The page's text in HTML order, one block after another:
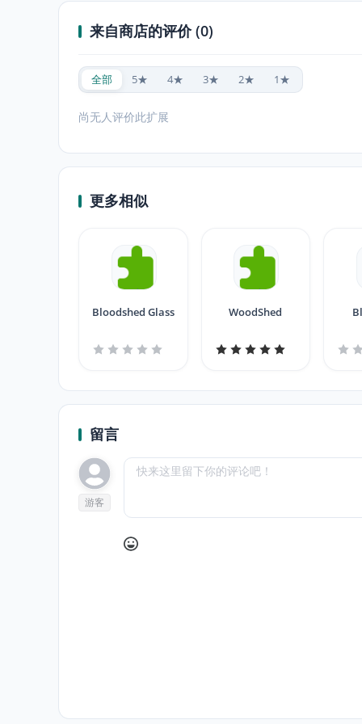
来自商店的评价 (0)
全部 5★ 4★ 3★ 2★ 1★
尚无人评价此扩展
更多相似
Bloodshed Glass WoodShed
留言
游客